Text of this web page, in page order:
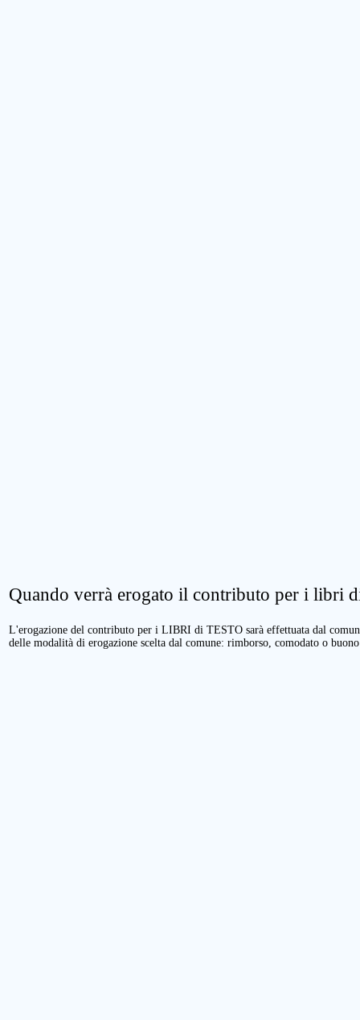
Quando verrà erogato il contributo per i libri
L'erogazione del contributo per i LIBRI di TESTO sarà effettuata dal
delle modalità di erogazione scelta dal comune: rimborso, comodato o